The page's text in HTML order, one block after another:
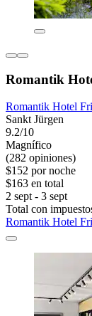
Romantik
Romantik Hotel
Sankt Jürgen
9.2/10
Magnífico
(282 opiniones)
$152 por noche
$163 en total
2 sept - 3 sept
Total con
Romantik Hotel